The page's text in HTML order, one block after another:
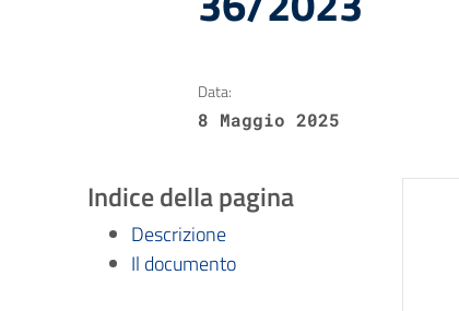
Data:
8 Maggio 2025
Indice della pagina
Descrizione
Il documento